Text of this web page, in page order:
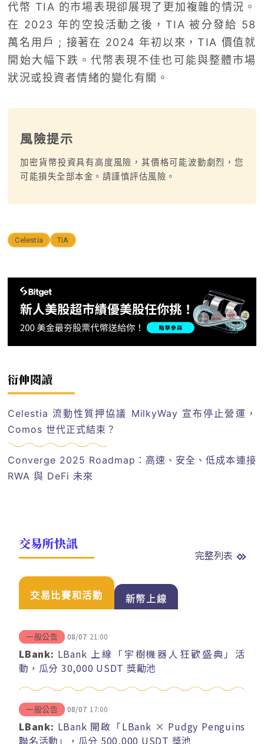
代幣 TIA 的市場表現卻展現了更加複雜的情況。
在 2023 年的空投活動之後，TIA 被分發給 58
萬名用戶 ; 接著在 2024 年初以來，TIA 價值就
開始大幅下跌。代幣表現不佳也可能與整體市場
狀況或投資者情緒的變化有關。
風險提示
加密貨幣投資具有高度風險，其價格可能波動劇烈，您
可能損失全部本金。請謹慎評估風險。
Celestia TIA
衍伸閱讀
Celestia 流動性質押協議 MilkyWay 宣布停止營運，
Comos 世代正式結束？
Converge 2025 Roadmap：高速、安全、低成本連接
RWA 與 DeFi 未來
交易所快訊
完整列表
交易比賽和活動 新幣上線
一般公告 08/07 21:00
LBank: LBank 上線「宇樹機器人狂歡盛典」活
動，瓜分 30,000 USDT 獎勵池
一般公告 08/07 17:00
LBank: LBank 開啟「LBank × Pudgy Penguins
聯名活動」，瓜分 500,000 USDT 獎池